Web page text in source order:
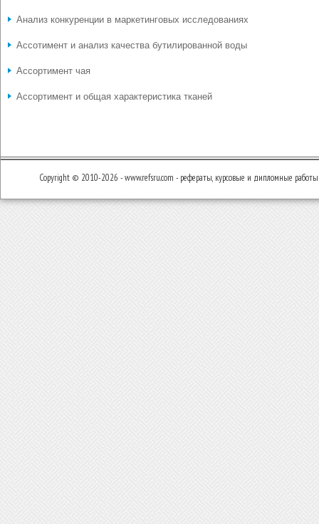
Анализ конкуренции в маркетинговых исследованиях
Ассотимент и анализ качества бутилированной воды
Ассортимент чая
Ассортимент и общая характеристика тканей
Copyright © 2010-2026 - www.refsru.com - рефераты, курсовые и дипломные работы